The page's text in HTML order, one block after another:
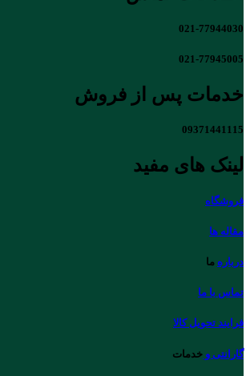
021-77944030
021-77945005
خدمات پس از فروش
09371441115
لینک های مفید
فروشگاه
مقاله ها
درباره ما
تماس با ما
فرایند تحویل کالا
گارانتی و خدمات